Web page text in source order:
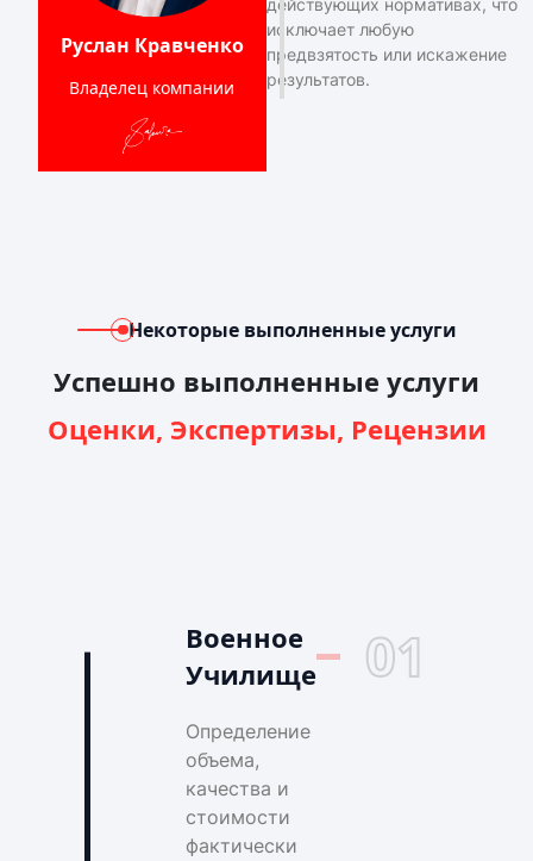
Руслан Кравченко
Владелец компании
действующих нормативах, что
исключает любую
предвзятость или искажение
результатов.
Некоторые выполненные услуги
Успешно выполненные услуги
Оценки, Экспертизы, Рецензии
Военное
Училище
01
Определение
объема,
качества и
стоимости
фактически